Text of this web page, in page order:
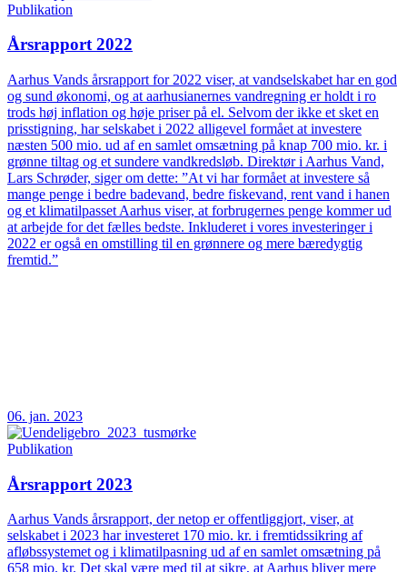
Publikation
Årsrapport 2022
Aarhus Vands årsrapport for 2022 viser, at vandselskabet har en god
og sund økonomi, og at aarhusianernes vandregning er holdt i ro
trods høj inflation og høje priser på el. Selvom der ikke et sket en
prisstigning, har selskabet i 2022 alligevel formået at investere
næsten 500 mio. ud af en samlet omsætning på knap 700 mio. kr. i
grønne tiltag og et sundere vandkredsløb. Direktør i Aarhus Vand,
Lars Schrøder, siger om dette: ”At vi har formået at investere så
mange penge i bedre badevand, bedre fiskevand, rent vand i hanen
og et klimatilpasset Aarhus viser, at forbrugernes penge kommer ud
at arbejde for det fælles bedste. Inkluderet i vores investeringer i
2022 er også en omstilling til en grønnere og mere bæredygtig
fremtid.”
06. jan. 2023
Publikation
Årsrapport 2023
Aarhus Vands årsrapport, der netop er offentliggjort, viser, at
selskabet i 2023 har investeret 170 mio. kr. i fremtidssikring af
afløbssystemet og i klimatilpasning ud af en samlet omsætning på
658 mio. kr. Det skal være med til at sikre, at Aarhus bliver mere